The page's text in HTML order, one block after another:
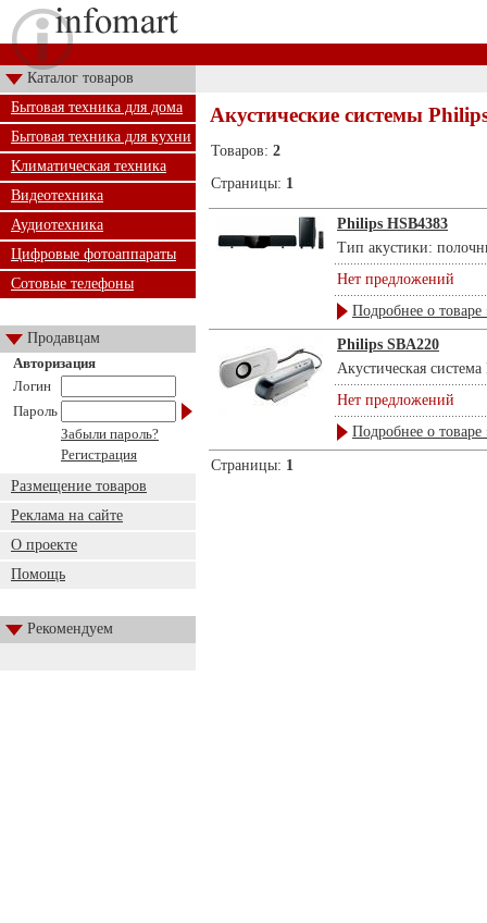
Каталог товаров
Бытовая техника для дома
Бытовая техника для кухни
Климатическая техника
Видеотехника
Аудиотехника
Цифровые фотоаппараты
Сотовые телефоны
Продавцам
Авторизация
Логин
Пароль
Забыли пароль?
Регистрация
Размещение товаров
Реклама на сайте
О проекте
Помощь
Рекомендуем
Акустические системы
Товаров: 2
Страницы: 1
Philips HSB4383
Тип акустики:
Нет предложений
Подробнее о товаре
Philips SBA220
Акустическая
Нет предложений
Подробнее о товаре
Страницы: 1